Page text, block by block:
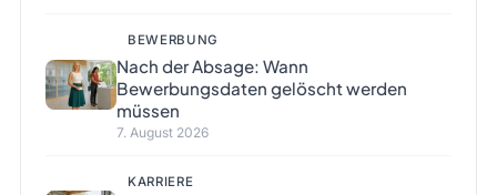
BEWERBUNG
Nach der Absage: Wann
Bewerbungsdaten gelöscht werden
müssen
7. August 2026
KARRIERE